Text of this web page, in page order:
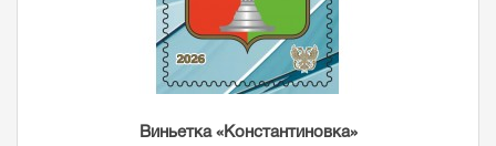
Виньетка «Константиновка»